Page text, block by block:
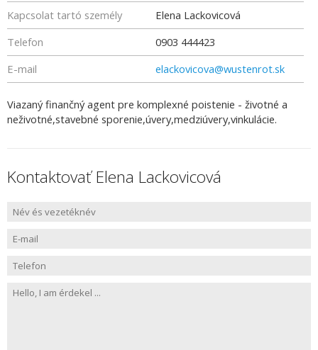
Kapcsolat tartó személy
Elena Lackovicová
Telefon
0903 444423
E-mail
elackovicova@wustenrot.sk
Viazaný finančný agent pre komplexné poistenie - životné a
neživotné,stavebné sporenie,úvery,medziúvery,vinkulácie.
Kontaktovať Elena Lackovicová